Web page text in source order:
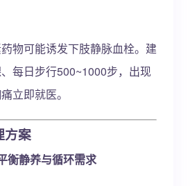
物可能诱发下肢静脉血栓。建
每日步行500~1000步，出现
立即就医。
方案
衡静养与循环需求